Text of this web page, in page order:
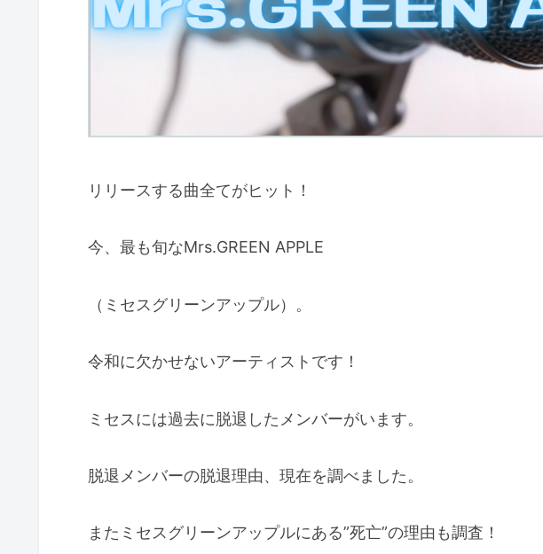
リリースする曲全てがヒット！
今、最も旬なMrs.GREEN APPLE
（ミセスグリーンアップル）。
令和に欠かせないアーティストです！
ミセスには過去に脱退したメンバーがいます。
脱退メンバーの脱退理由、現在を調べました。
またミセスグリーンアップルにある”死亡”の理由も調査！